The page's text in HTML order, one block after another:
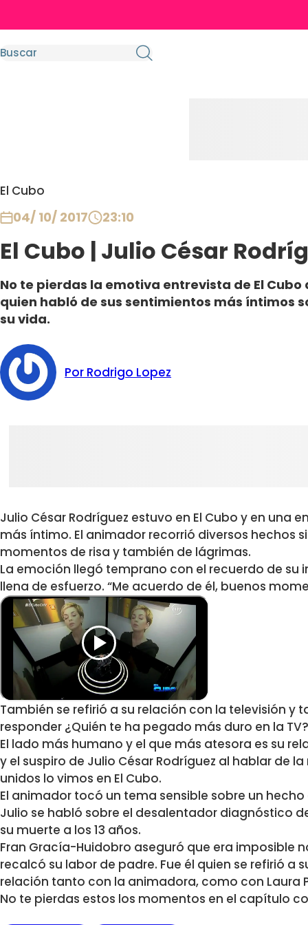
El Cubo
04/ 10/ 2017 23:10
El Cubo | Julio César
No te pierdas la emotiva entrevista de El
quien habló de sus sentimientos más íntimos
su vida.
Por Rodrigo Lopez
Julio César Rodríguez estuvo en El Cubo y en una
más íntimo. El animador recorrió diversos hechos
momentos de risa y también de lágrimas.
La emoción llegó temprano con el recuerdo de su
llena de esfuerzo. “Me acuerdo de él, buenos
También se refirió a su relación con la televisión y
responder ¿Quién te ha pegado más duro en la
El lado más humano y el que más atesora es su
y el suspiro de Julio César Rodríguez al hablar de
unidos lo vimos en El Cubo.
El animador tocó un tema sensible sobre un
Julio se habló sobre el desalentador diagnóstico
su muerte a los 13 años.
Fran Gracía-Huidobro aseguró que era imposible
recalcó su labor de padre. Fue él quien se refirió a
relación tanto con la animadora, como con Laura
No te pierdas estos los momentos en el capítulo